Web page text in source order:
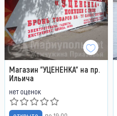
Магазин "УЦЕНЕНКА" на пр.
Ильича
нет оценок